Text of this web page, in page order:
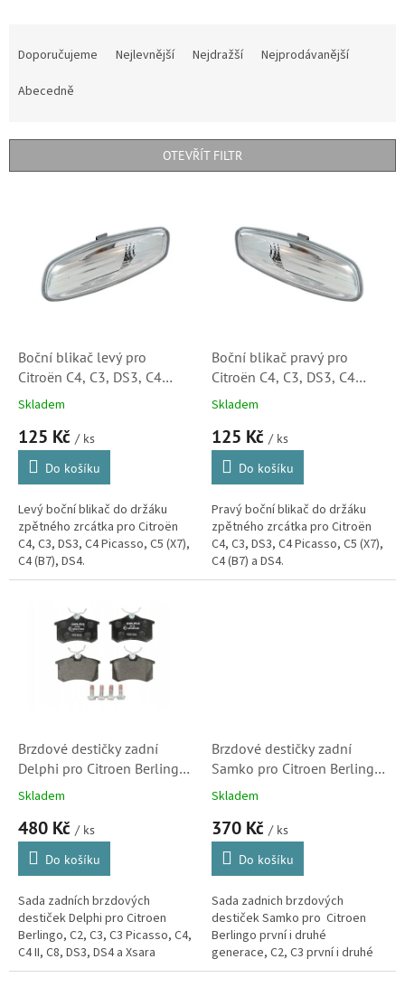
r
Doporučujeme Nejlevnější Nejdražší
Nejprodávanější
Abecedně
OTEVŘÍT FILTR
Boční blikač levý pro
Citroën C4, C3, DS3, C4
Picasso, C5 (X7), C4 (B7),
Skladem
125 Kč / ks
Do košíku
Levý boční blikač do držáku
zpětného zrcátka pro Citroën
C4, C3, DS3, C4 Picasso, C5 (X7),
C4 (B7), DS4.
Boční blikač pravý pro
Citroën C4, C3, DS3, C4
Picasso, C5 (X7), C4 (B7),
180357002)
Skladem
125 Kč / ks
Do košíku
Pravý boční blikač do držáku
zpětného zrcátka pro Citroën
C4, C3, DS3, C4 Picasso, C5 (X7),
C4 (B7) a DS4.
Brzdové destičky zadní
Delphi pro Citroen Berlingo,
C2, C3, C3 Picasso, C3II, C4,
(LP565)
Skladem
480 Kč / ks
Do košíku
Sada zadních brzdových
destiček Delphi pro Citroen
Berlingo, C2, C3, C3 Picasso, C4,
C4 II, C8, DS3, DS4 a Xsara
Picasso. (Peugeot 307, 405,
Brzdové destičky zadní
Samko pro Citroen Berlingo,
C2, C3, C3 Picasso, C3II, C4,
05P868)
Skladem
370 Kč / ks
Do košíku
Sada zadnich brzdových
destiček Samko pro Citroen
Berlingo první i druhé
generace, C2, C3 první i druhé
generace, C3 Picasso, C4 první i